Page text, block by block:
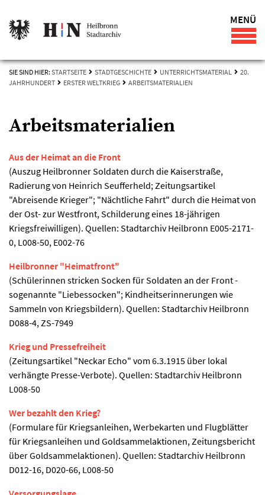
MENÜ
SIE SIND HIER: STARTSEITE STADTGESCHICHTE UNTERRICHTSMATERIAL
20.
JAHRHUNDERT
ERSTER WELTKRIEG ARBEITSMATERIALIEN
Arbeitsmaterialien
Aus der Heimat an die Front
(Auszug Heilbronner Soldaten durch die Kaiserstraße,
Radierung von Heinrich Seufferheld; Zeitungsartikel
"Abreisende Krieger"; "Nächtliche Fahrt" durch die Heimat von
der Ost- zur Westfront, Schilderung eines 18-jährigen
Kriegsfreiwilligen). Quellen: Stadtarchiv Heilbronn E005-2171-
0, L008-50, E002-76
Heilbronner "Heimatfront"
(Schülerinnen stricken Socken für Soldaten an der Front -
sogenannte "Liebessocken"; Kindheitserinnerungen wie
Sammeln von Kriegsbildern). Quellen: Stadtarchiv Heilbronn
D088-4, ZS-7949
Krieg und Pressefreiheit
(Zeitungsartikel "Neckar Echo" vom 6.3.1915 über lokal
verhängte Presse-Verbote). Quellen: Stadtarchiv Heilbronn
L008-50
Wer bezahlt den Krieg?
(Formulare für Kriegsanleihen, Werbekarten und Flugblätter
für Kriegsanleihen und Goldsammelaktionen, Zeitungsbericht
über Goldsammelaktionen). Quellen: Stadtarchiv Heilbronn
D012-16, D020-66, L008-50